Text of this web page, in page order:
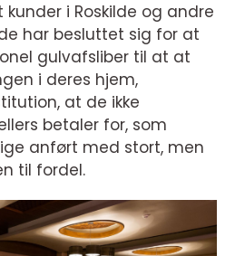
i Roskilde og andre
har besluttet sig for at
gulvafsliber til at at
i deres hjem,
at de ikke
betaler for, som
anført med stort, men
til fordel.